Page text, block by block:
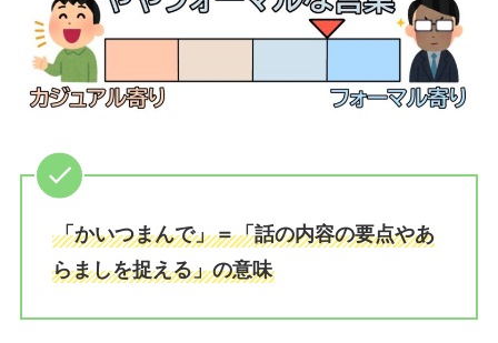
「かいつまんで」＝「話の内容の要点やあ
らましを捉える」の意味